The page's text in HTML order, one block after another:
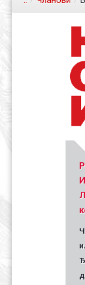
Уметник
(Биографија